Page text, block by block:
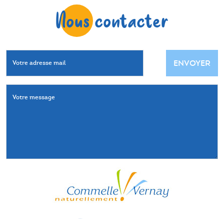
Nous contacter
Votre adresse mail ENVOYER
Votre message